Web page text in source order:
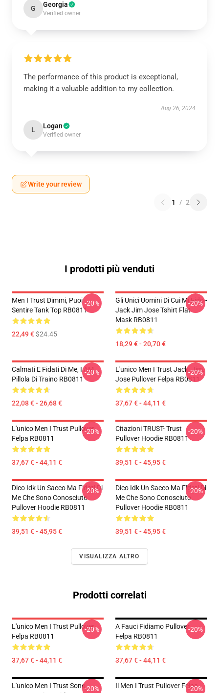
G Georgia
Verified owner
The performance of this product is exceptional,
making it a valuable addition to my collection.
Aug 26, 2024
L Logan
Verified owner
Write your review
1 / 2
I prodotti più venduti
Men I Trust Dimmi, Puoi
Sentire Tank Top RB0811
22,49 €$24.45
-20%
Gli Unici Uomini Di Cui Mi Fido -
Jack Jim Jose Tshirt Flat
Mask RB0811
18,29 € - 20,70 €
-20%
Calmati E Fidati Di Me, I AM...
Pillola Di Traino RB0811
22,08 € - 26,68 €
-20%
L'unico Men I Trust Jack. Jim.
Jose Pullover Felpa RB0811
37,67 € - 44,11 €
-20%
L'unico Men I Trust Pullover
Felpa RB0811
37,67 € - 44,11 €
-20%
Citazioni TRUST- Trust
Pullover Hoodie RB0811
39,51 € - 45,95 €
-20%
Dico Idk Un Sacco Ma Fidati Di
Me Che Sono Conosciuto
Pullover Hoodie RB0811
39,51 € - 45,95 €
-20%
Dico Idk Un Sacco Ma Fidati Di
Me Che Sono Conosciuto
Pullover Hoodie RB0811
39,51 € - 45,95 €
-20%
VISUALIZZA ALTRO
Prodotti correlati
L'unico Men I Trust Pullover
Felpa RB0811
37,67 € - 44,11 €
-20%
A Fauci Fidiamo Pullover
Felpa RB0811
37,67 € - 44,11 €
-20%
L'unico Men I Trust Sono-20%
Il Men I Trust Pullover Felpa
-20%